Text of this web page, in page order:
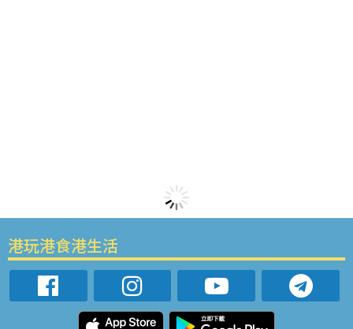
港玩港食港生活